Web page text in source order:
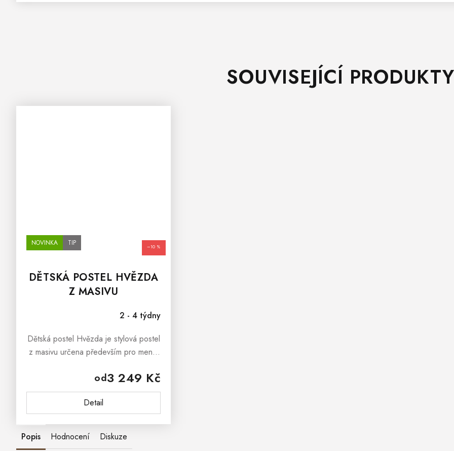
SOUVISEJÍCÍ PRODUKTY
NOVINKA TIP –10 %
DĚTSKÁ POSTEL HVĚZDA
Z MASIVU
2 - 4 týdny
od3 249 Kč
Detail
Dětská postel Hvězda je stylová postel
z masivu určena především pro menší
která zabrání pádu dítěte z postele.
Dětská postel Hvězda je...
Popis Hodnocení Diskuze